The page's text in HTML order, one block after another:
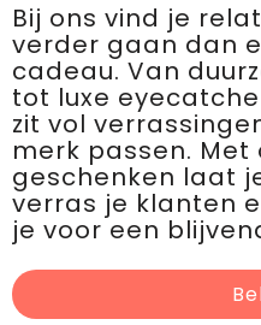
Bij ons vind je
verder gaan dan
cadeau. Van
tot luxe
zit vol
merk passen. Met
geschenken laat
verras je klanten
je voor een